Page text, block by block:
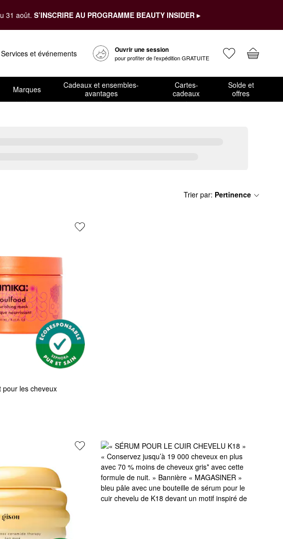
31 août. S’INSCRIRE AU PROGRAMME BEAUTY INSIDER ▸
Services et événements Ouvrir une session
pour profiter de l’expédition GRATUITE
Marques
Cadeaux et ensembles-
avantages
Cartes-
cadeaux
Solde et
offres
Trier par: Pertinence
pour les cheveux